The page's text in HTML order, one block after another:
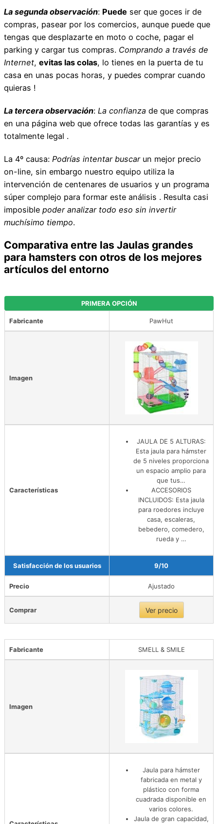
La segunda observación: Puede ser que goces ir de
compras, pasear por los comercios, aunque puede que
tengas que desplazarte en moto o coche, pagar el
parking y cargar tus compras. Comprando a través de
Internet, evitas las colas, lo tienes en la puerta de tu
casa en unas pocas horas, y puedes comprar cuando
quieras !
La tercera observación: La confianza de que compras
en una página web que ofrece todas las garantías y es
totalmente legal .
La 4º causa: Podrías intentar buscarun mejor precio
on-line, sin embargo nuestro equipo utiliza la
intervención de centenares de usuarios y un programa
súper complejo para formar este análisis . Resulta casi
imposible poder analizar todo eso sin invertir
muchísimo tiempo.
Comparativa entre las Jaulas grandes
para hamsters con otros de los mejores
artículos del entorno
PRIMERA OPCIÓN
Fabricante PawHut
Imagen
Características
JAULA DE 5 ALTURAS:
Esta jaula para hámster
de 5 niveles proporciona
un espacio amplio para
que tus…
ACCESORIOS
INCLUIDOS: Esta jaula
para roedores incluye
casa, escaleras,
bebedero, comedero,
rueda y …
Satisfacción de los usuarios 9/10
Precio Ajustado
Comprar Ver precio
Fabricante SMELL & SMILE
Imagen
Jaula para hámster
fabricada en metal y
plástico con forma
cuadrada disponible en
varios colores.
Jaula de gran capacidad,